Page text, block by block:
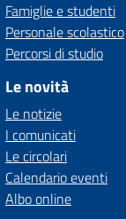
Famiglie e studenti
Personale scolastico
Percorsi di studio
Le novità
Le notizie
I comunicati
Le circolari
Calendario eventi
Albo online